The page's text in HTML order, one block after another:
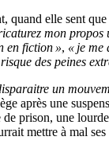
quand elle sent que
mon
en fiction », « je me
des peines
un
après une
prison, une
mettre à mal